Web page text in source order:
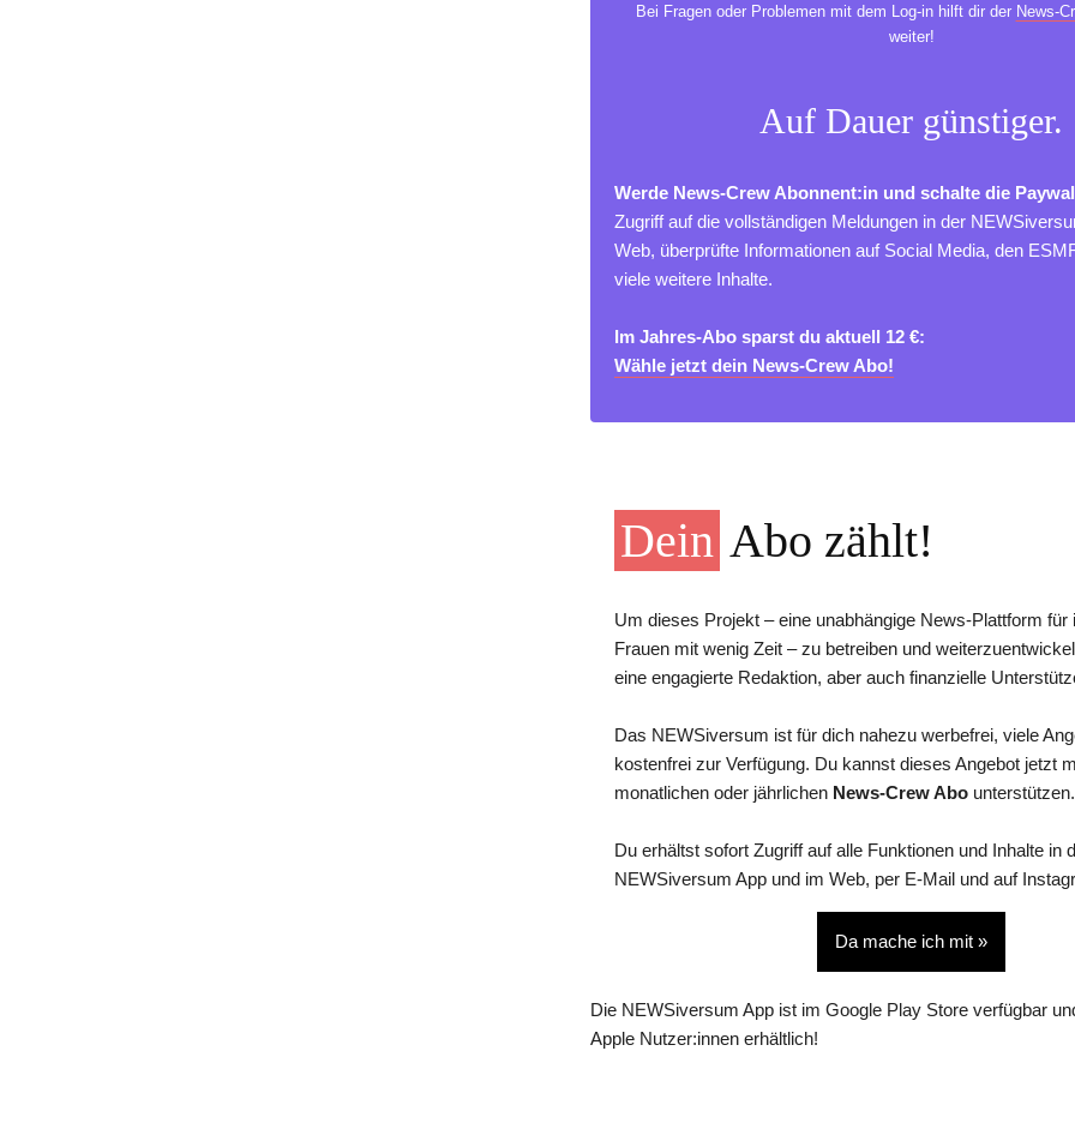
Bei Fragen oder Problemen mit dem Log-in hilft dir der News-
weiter!
Auf Dauer günstiger.
Werde News-Crew Abonnent:in und schalte die
Zugriff auf die vollständigen Meldungen in der
Web, überprüfte Informationen auf Social Media, den
viele weitere Inhalte.
Im Jahres-Abo sparst du aktuell 12 €:
Wähle jetzt dein News-Crew Abo!
Dein Abo zählt!
Um dieses Projekt – eine unabhängige News-Plattform für
Frauen mit wenig Zeit – zu betreiben und
eine engagierte Redaktion, aber auch finanzielle
Das NEWSiversum ist für dich nahezu werbefrei, viele
kostenfrei zur Verfügung. Du kannst dieses Angebot jetzt
monatlichen oder jährlichen News-Crew Abo unterstützen.
Du erhältst sofort Zugriff auf alle Funktionen und Inhalte in
NEWSiversum App und im Web, per E-Mail und auf
Da mache ich mit »
Die NEWSiversum App ist im Google Play Store verfügbar
Apple Nutzer:innen erhältlich!